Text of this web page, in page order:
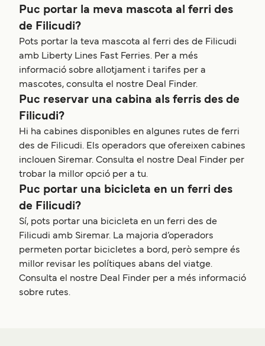
Puc portar la meva mascota al ferri des
de Filicudi?
Pots portar la teva mascota al ferri des de Filicudi
amb Liberty Lines Fast Ferries. Per a més
informació sobre allotjament i tarifes per a
mascotes, consulta el nostre Deal Finder.
Puc reservar una cabina als ferris des de
Filicudi?
Hi ha cabines disponibles en algunes rutes de ferri
des de Filicudi. Els operadors que ofereixen cabines
inclouen Siremar. Consulta el nostre Deal Finder per
trobar la millor opció per a tu.
Puc portar una bicicleta en un ferri des
de Filicudi?
Sí, pots portar una bicicleta en un ferri des de
Filicudi amb Siremar. La majoria d’operadors
permeten portar bicicletes a bord, però sempre és
millor revisar les polítiques abans del viatge.
Consulta el nostre Deal Finder per a més informació
sobre rutes.